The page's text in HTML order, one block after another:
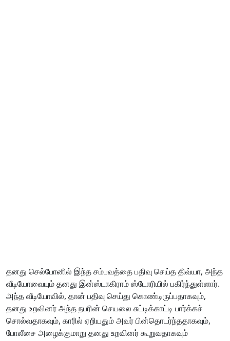
தனது செல்போனில் இந்த சம்பவத்தை பதிவு செய்த திவ்யா, அந்த
வீடியோவையும் தனது இன்ஸ்டாகிராம் ஸ்டோரியில் பகிர்ந்துள்ளார்.
அந்த வீடியோவில், தான் பதிவு செய்து கொண்டிருப்பதாகவும்,
தனது உறவினர் அந்த நபரின் செயலை சுட்டிக்காட்டி பார்க்கச்
சொல்வதாகவும், காரில் ஏறியதும் அவர் பின்தொடர்ந்ததாகவும்,
போலீசை அழைக்குமாறு தனது உறவினர் கூறுவதாகவும்